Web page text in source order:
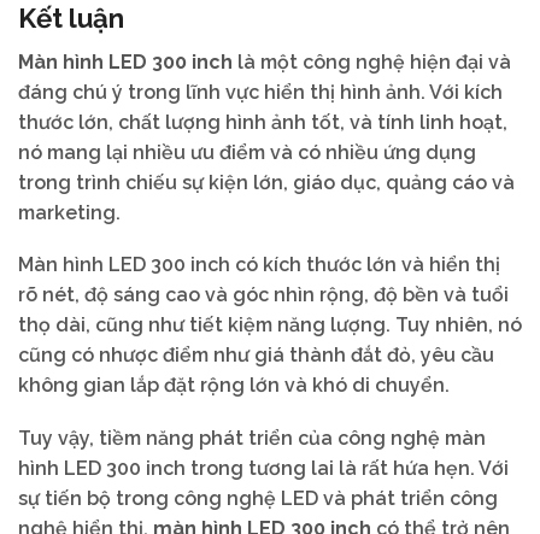
Kết luận
Màn hình LED 300 inch là một công nghệ hiện đại và
đáng chú ý trong lĩnh vực hiển thị hình ảnh. Với kích
thước lớn, chất lượng hình ảnh tốt, và tính linh hoạt,
nó mang lại nhiều ưu điểm và có nhiều ứng dụng
trong trình chiếu sự kiện lớn, giáo dục, quảng cáo và
marketing.
Màn hình LED 300 inch có kích thước lớn và hiển thị
rõ nét, độ sáng cao và góc nhìn rộng, độ bền và tuổi
thọ dài, cũng như tiết kiệm năng lượng. Tuy nhiên, nó
cũng có nhược điểm như giá thành đắt đỏ, yêu cầu
không gian lắp đặt rộng lớn và khó di chuyển.
Tuy vậy, tiềm năng phát triển của công nghệ màn
hình LED 300 inch trong tương lai là rất hứa hẹn. Với
sự tiến bộ trong công nghệ LED và phát triển công
nghệ hiển thị, màn hình LED 300 inch có thể trở nên